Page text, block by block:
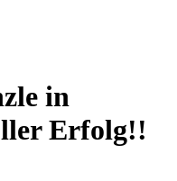
in
Erfolg!!